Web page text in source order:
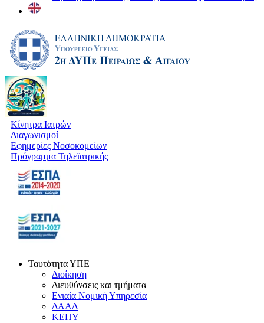
Κίνητρα Ιατρών
Διαγωνισμοί
Εφημερίες Νοσοκομείων
Πρόγραμμα Τηλεϊατρικής
Ταυτότητα ΥΠΕ
Διοίκηση
Διευθύνσεις και τμήματα
Ενιαία Νομική Υπηρεσία
ΔΑΑΔ
ΚΕΠΥ